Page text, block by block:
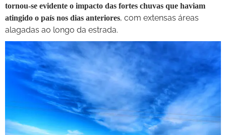
tornou-se evidente o impacto das fortes chuvas que haviam
atingido o país nos dias anteriores, com extensas áreas
alagadas ao longo da estrada.